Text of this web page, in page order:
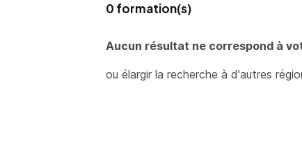
0 formation(s)
Aucun résultat ne correspond à
ou élargir la recherche à d'autres